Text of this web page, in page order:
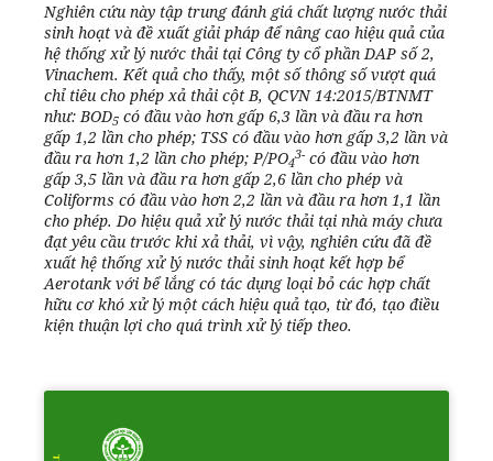
Nghiên cứu này tập trungđánh giá chất lượng nước thải
sinh hoạt và đề xuất giải pháp để nâng cao hiệu quả của
hệ thống xử lý nước thải tại Công ty cổ phần DAP số 2,
Vinachem. Kết quả cho thấy, một số thông số vượt quá
chỉ tiêu cho phép xả thải cột B, QCVN 14:2015/BTNMT
như: BOD5 có đầu vào hơn gấp 6,3lần và đầu ra hơn
gấp 1,2 lần cho phép;TSS có đầu vào hơn gấp 3,2 lần và
đầu ra hơn 1,2 lần cho phép;P/PO4
3-có đầu vào hơn
gấp 3,5lần và đầu ra hơngấp 2,6lần cho phép và
Coliforms có đầu vào hơn 2,2 lần và đầu ra hơn 1,1 lần
cho phép. Do hiệu quả xử lý nước thải tại nhà máy chưa
đạt yêu cầu trước khi xả thải, vì vậy, nghiên cứu đã đề
xuất hệ thống xử lý nước thải sinh hoạt kết hợp bể
Aerotank với bể lắng có tác dụng loại bỏ các hợp chất
hữu cơ khó xử lý một cách hiệu quả tạo, từ đó, tạo điều
kiện thuận lợi cho quá trình xử lý tiếp theo.